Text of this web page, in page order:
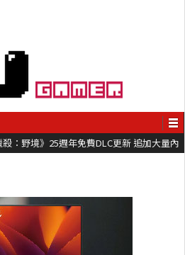
殺：野境》25週年免費DLC更新 追加大量內
價折扣